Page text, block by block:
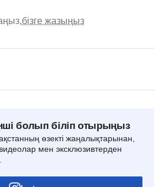
бізге жазыңыз
болып біліп отырыңыз
өзекті жаңалықтарынан,
мен эксклюзивтерден